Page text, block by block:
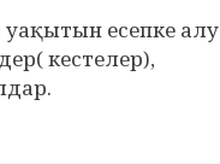
есепке алу
кестелер),